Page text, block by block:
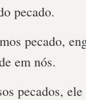
pecado.
pecado,
em nós.
pecados,